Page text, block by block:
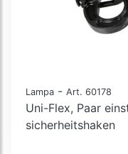
Lampa - Art. 60178
Uni-Flex, Paar
sicherheitshaken